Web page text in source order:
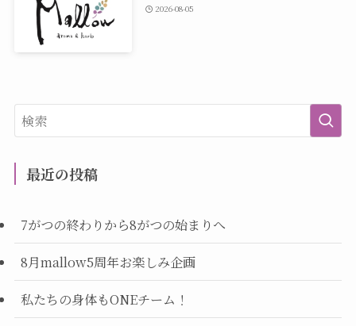
2026-08-05
最近の投稿
7がつの終わりから8がつの始まりへ
8月mallow5周年お楽しみ企画
私たちの身体もONEチーム！